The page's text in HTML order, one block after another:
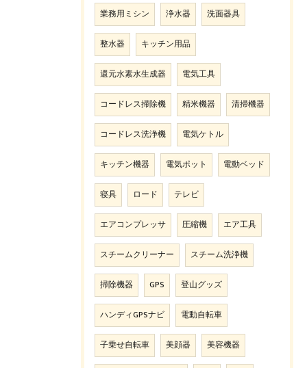
業務用ミシン 浄水器 洗面器具
整水器 キッチン用品
還元水素水生成器 電気工具
コードレス掃除機 精米機器 清掃機器
コードレス洗浄機 電気ケトル
キッチン機器 電気ポット 電動ベッド
寝具 ロード テレビ
エアコンプレッサ 圧縮機 エア工具
スチームクリーナー スチーム洗浄機
掃除機器 GPS 登山グッズ
ハンディGPSナビ 電動自転車
子乗せ自転車 美顔器 美容機器